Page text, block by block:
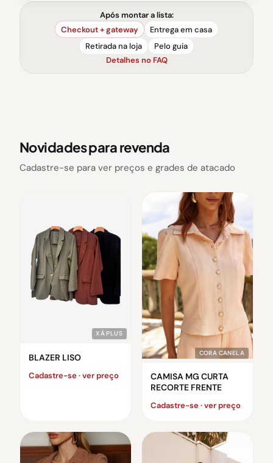
Após montar a lista:
Checkout + gateway
Entrega em casa
Retirada na loja
Pelo guia
Detalhes no FAQ
Novidades para revenda
Cadastre-se para ver preços e grades de atacado
XÁ PLUS
BLAZER LISO
Cadastre-se · ver preço
CORA CANELA
CAMISA MG CURTA
RECORTE FRENTE
Cadastre-se · ver preço